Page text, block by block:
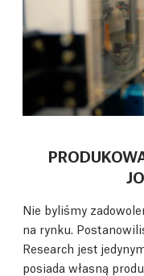
Nie byliśmy
na rynku.
Research jest
posiada własną